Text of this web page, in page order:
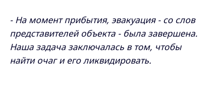
- На момент прибытия, эвакуация - со слов
представителей объекта - была завершена.
Наша задача заключалась в том, чтобы
найти очаг и его ликвидировать.